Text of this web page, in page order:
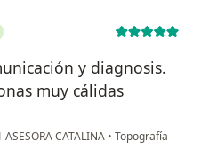
y diagnosis.
muy cálidas
CATALINA • Topografía